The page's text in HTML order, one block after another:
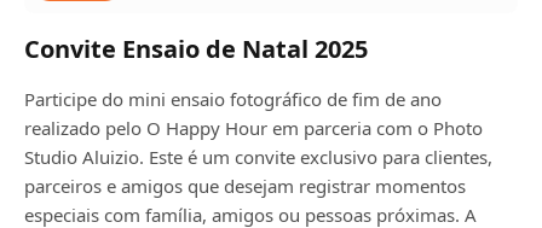
Convite Ensaio de Natal 2025
Participe do mini ensaio fotográfico de fim de ano
realizado pelo O Happy Hour em parceria com o Photo
Studio Aluizio. Este é um convite exclusivo para clientes,
parceiros e amigos que desejam registrar momentos
especiais com família, amigos ou pessoas próximas. A